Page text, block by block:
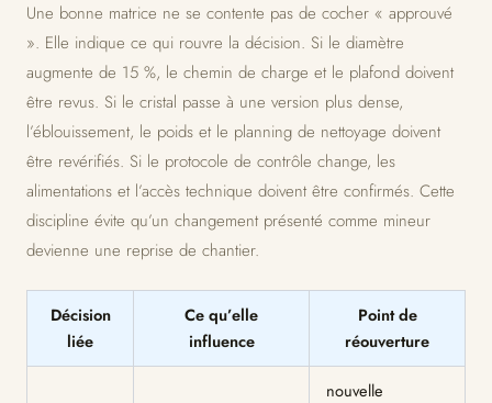
Une bonne matrice ne se contente pas de cocher « approuvé
». Elle indique ce qui rouvre la décision. Si le diamètre
augmente de 15 %, le chemin de charge et le plafond doivent
être revus. Si le cristal passe à une version plus dense,
l’éblouissement, le poids et le planning de nettoyage doivent
être revérifiés. Si le protocole de contrôle change, les
alimentations et l’accès technique doivent être confirmés. Cette
discipline évite qu’un changement présenté comme mineur
devienne une reprise de chantier.
Décision
liée
Ce qu’elle
influence
Point de
réouverture
nouvelle